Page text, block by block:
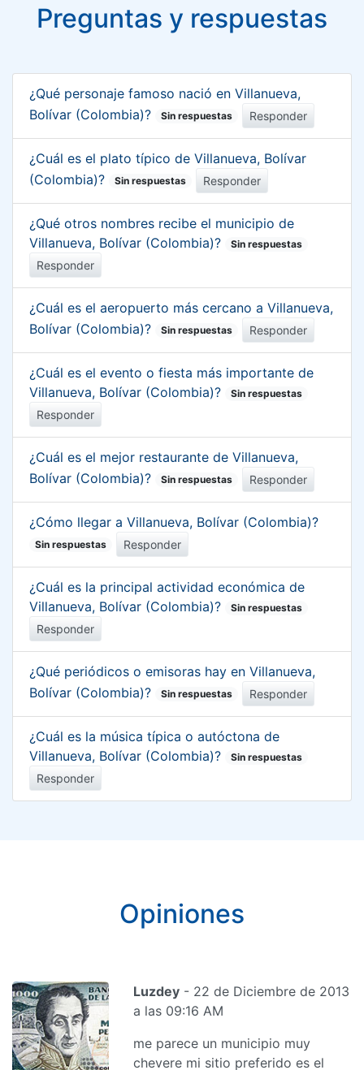
Preguntas y respuestas
¿Qué personaje famoso nació en Villanueva,
Bolívar (Colombia)?
Sin respuestas Responder
¿Cuál es el plato típico de Villanueva, Bolívar
(Colombia)?
Sin respuestas Responder
¿Qué otros nombres recibe el municipio de
Villanueva, Bolívar (Colombia)?
Sin respuestas
Responder
¿Cuál es el aeropuerto más cercano a Villanueva,
Bolívar (Colombia)?
Sin respuestas Responder
¿Cuál es el evento o fiesta más importante de
Villanueva, Bolívar (Colombia)?
Sin respuestas
Responder
¿Cuál es el mejor restaurante de Villanueva,
Bolívar (Colombia)?
Sin respuestas Responder
¿Cómo llegar a Villanueva, Bolívar (Colombia)?
Sin respuestas Responder
¿Cuál es la principal actividad económica de
Villanueva, Bolívar (Colombia)?
Sin respuestas
Responder
¿Qué periódicos o emisoras hay en Villanueva,
Bolívar (Colombia)?
Sin respuestas Responder
¿Cuál es la música típica o autóctona de
Villanueva, Bolívar (Colombia)?
Sin respuestas
Responder
Opiniones
Luzdey - 22 de Diciembre de 2013
a las 09:16 AM
me parece un municipio muy
chevere mi sitio preferido es el